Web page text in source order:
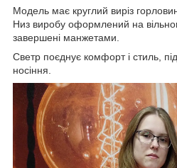
Модель має круглий виріз
Низ виробу оформлений на
завершені манжетами.
Светр поєднує комфорт і стиль,
носіння.